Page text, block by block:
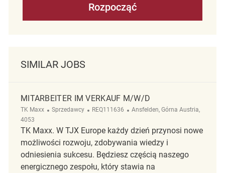
Rozpocząć
SIMILAR JOBS
MITARBEITER IM VERKAUF M/W/D
TK Maxx Kategoria
Sprzedawcy ReqId
REQ111636 Lokalizacja
Ansfelden, Górna Austria,
4053
TK Maxx. W TJX Europe każdy dzień przynosi nowe
możliwości rozwoju, zdobywania wiedzy i
odniesienia sukcesu. Będziesz częścią naszego
energicznego zespołu, który stawia na